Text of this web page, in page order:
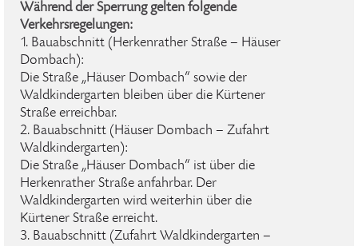
Während der Sperrung gelten folgende
Verkehrsregelungen:
1. Bauabschnitt (Herkenrather Straße – Häuser
Dombach):
Die Straße „Häuser Dombach“ sowie der
Waldkindergarten bleiben über die Kürtener
Straße erreichbar.
2. Bauabschnitt (Häuser Dombach – Zufahrt
Waldkindergarten):
Die Straße „Häuser Dombach“ ist über die
Herkenrather Straße anfahrbar. Der
Waldkindergarten wird weiterhin über die
Kürtener Straße erreicht.
3. Bauabschnitt (Zufahrt Waldkindergarten –